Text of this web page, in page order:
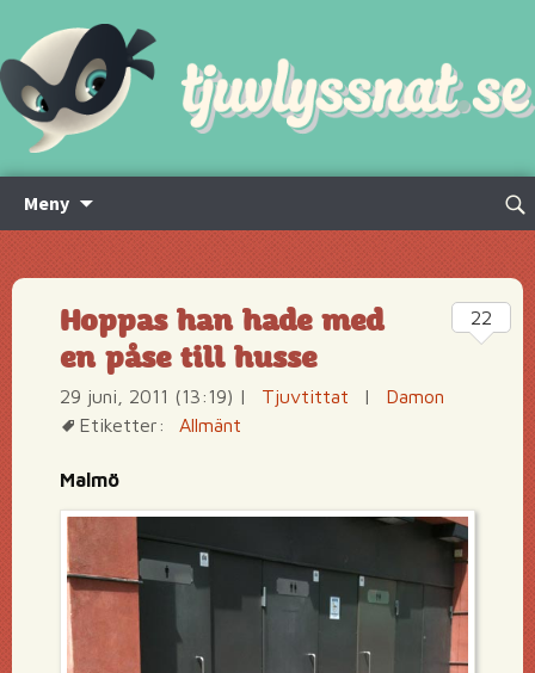
Meny
innehåll
Sök
Hoppas han hade med
en påse till husse
29 juni, 2011 (13:19) | Tjuvtittat |
Damon
Etiketter:
Allmänt
Malmö
22